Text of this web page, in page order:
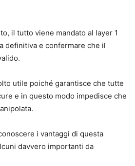
il tutto viene mandato al layer 1
definitiva e confermare che il
utile poiché garantisce che tutte
e in questo modo impedisce che
i vantaggi di questa
davvero importanti da